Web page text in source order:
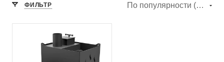
ФИЛЬТР По популярности (убывание)